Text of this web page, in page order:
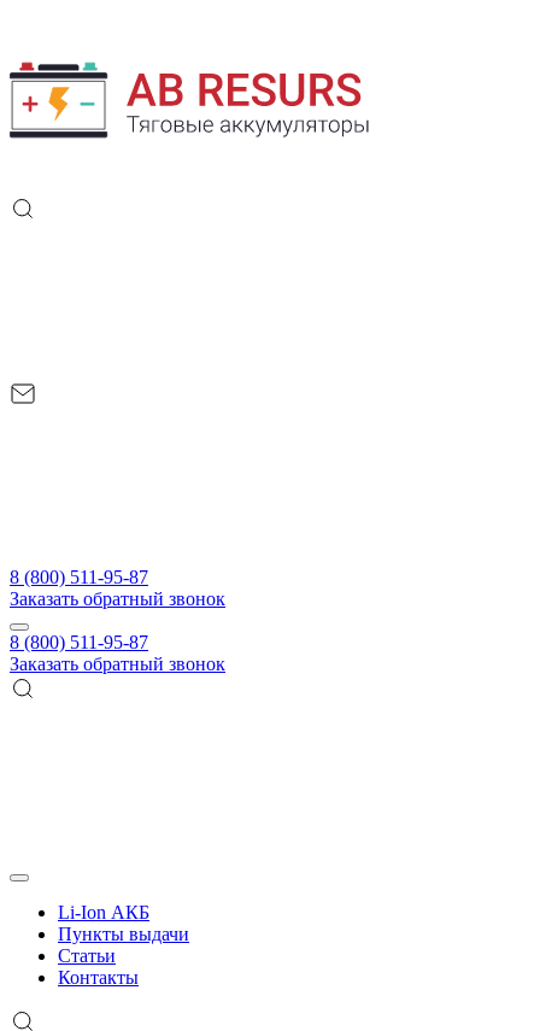
8 (800) 511-95-87
Заказать обратный звонок
8 (800) 511-95-87
Заказать обратный звонок
Li-Ion АКБ
Пункты выдачи
Статьи
Контакты